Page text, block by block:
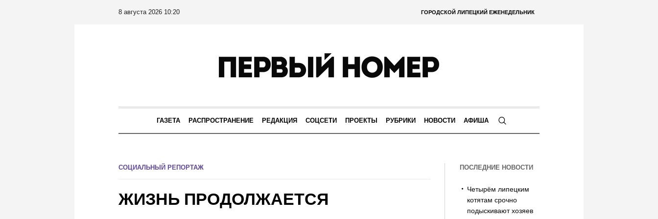
ГОРОДСКОЙ ЛИПЕЦКИЙ ЕЖЕНЕДЕЛЬНИК
8 августа 2026 10:20
ГАЗЕТА РАСПРОСТРАНЕНИЕ РЕДАКЦИЯ СОЦСЕТИ ПРОЕКТЫ РУБРИКИ НОВОСТИ АФИША
СОЦИАЛЬНЫЙ РЕПОРТАЖ
ЖИЗНЬ ПРОДОЛЖАЕТСЯ
ПОСЛЕДНИЕ НОВОСТИ
Четырём липецким
котятам срочно
подыскивают хозяев